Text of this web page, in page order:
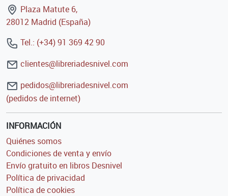
Plaza Matute 6,
28012 Madrid (España)
Tel.: (+34) 91 369 42 90
clientes@libreriadesnivel.com
pedidos@libreriadesnivel.com
(pedidos de internet)
INFORMACIÓN
Quiénes somos
Condiciones de venta y envío
Envío gratuito en libros Desnivel
Política de privacidad
Política de cookies